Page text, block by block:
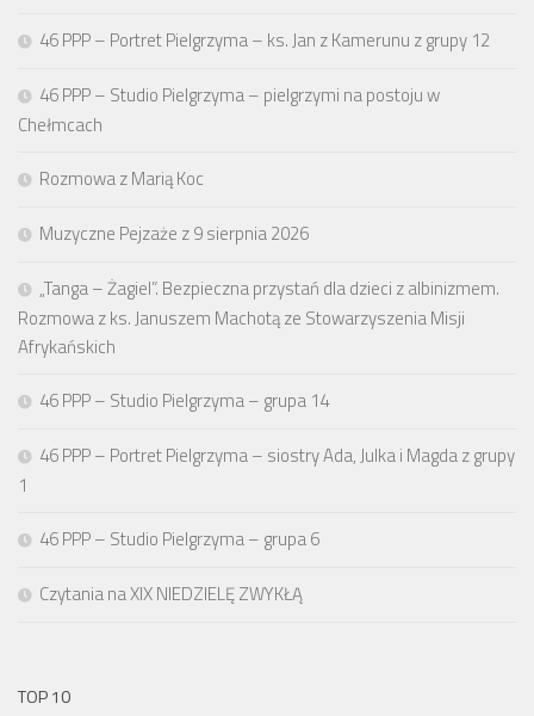
46 PPP – Portret Pielgrzyma – ks. Jan z Kamerunu z grupy 12
46 PPP – Studio Pielgrzyma – pielgrzymi na postoju w
Chełmcach
Rozmowa z Marią Koc
Muzyczne Pejzaże z 9 sierpnia 2026
„Tanga – Żagiel”. Bezpieczna przystań dla dzieci z albinizmem.
Rozmowa z ks. Januszem Machotą ze Stowarzyszenia Misji
Afrykańskich
46 PPP – Studio Pielgrzyma – grupa 14
46 PPP – Portret Pielgrzyma – siostry Ada, Julka i Magda z grupy
1
46 PPP – Studio Pielgrzyma – grupa 6
Czytania na XIX NIEDZIELĘ ZWYKŁĄ
TOP 10